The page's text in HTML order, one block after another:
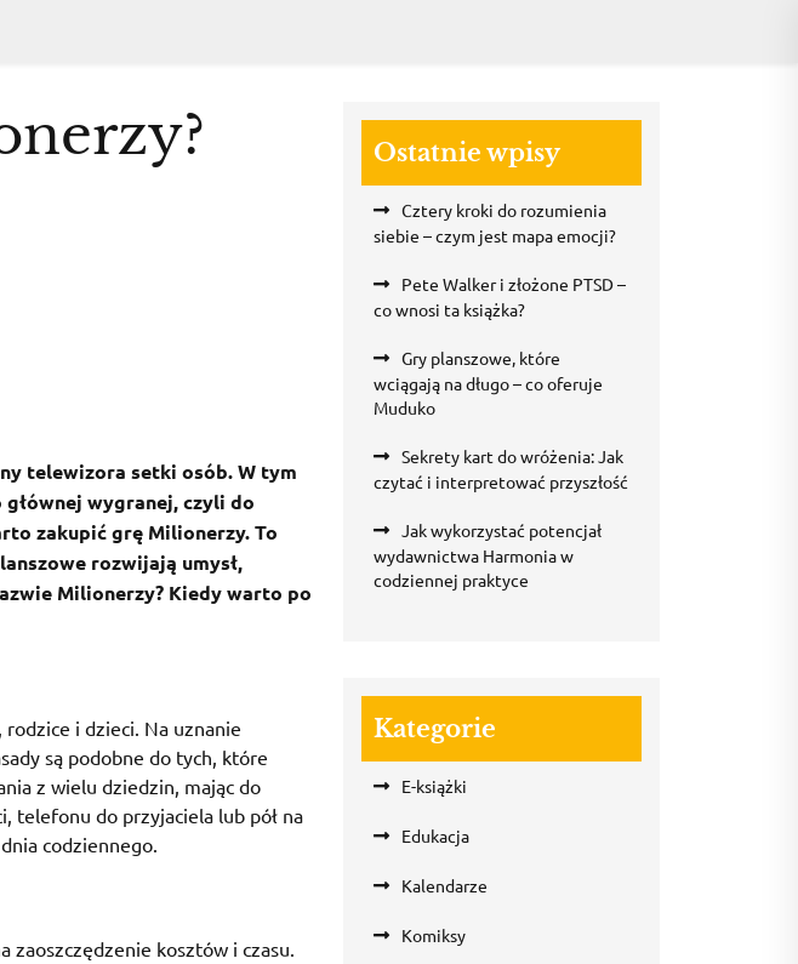
telewizora setki osób. W tym
wygranej, czyli do
zakupić grę Milionerzy. To
rozwijają umysł,
Milionerzy? Kiedy warto po
i dzieci. Na uznanie
są podobne do tych, które
z wielu dziedzin, mając do
telefonu do przyjaciela lub pół na
codziennego.
zaoszczędzenie kosztów i czasu.
Ostatnie wpisy
Cztery kroki do rozumienia
siebie – czym jest mapa emocji?
Pete Walker i złożone PTSD –
co wnosi ta książka?
Gry planszowe, które
wciągają na długo – co oferuje
Muduko
Sekrety kart do wróżenia: Jak
czytać i interpretować przyszłość
Jak wykorzystać potencjał
wydawnictwa Harmonia w
codziennej praktyce
Kategorie
E-książki
Edukacja
Kalendarze
Komiksy